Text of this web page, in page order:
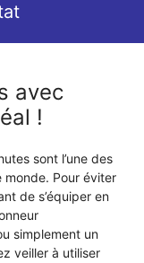
avec
!
sont l’une des
monde. Pour éviter
de s’équiper en
simplement un
veiller à utiliser